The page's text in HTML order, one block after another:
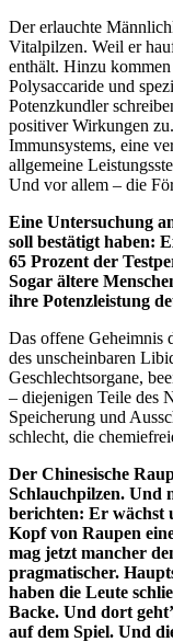
Der erlauchte
Vitalpilzen. Weil er
enthält. Hinzu
Polysaccaride und
Potenzkundler
positiver Wirkungen
Immunsystems, eine
allgemeine
Und vor allem – die
Eine Untersuchung
soll bestätigt haben:
65 Prozent der
Sogar ältere
ihre Potenzleistung
Das offene Geheimnis
des unscheinbaren
Geschlechtsorgane,
– diejenigen Teile des
Speicherung und
schlecht, die
Der Chinesische
Schlauchpilzen. Und
berichten: Er wächst
Kopf von Raupen
mag jetzt mancher
pragmatischer.
haben die Leute
Backe. Und dort
auf dem Spiel. Und